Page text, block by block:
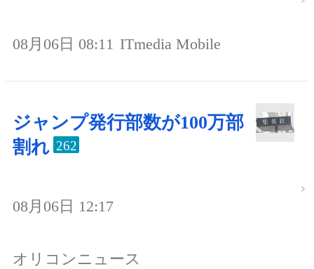
08月06日 08:11 ITmedia Mobile
ジャンプ発行部数が100万部
割れ 262
08月06日 12:17
オリコンニュース